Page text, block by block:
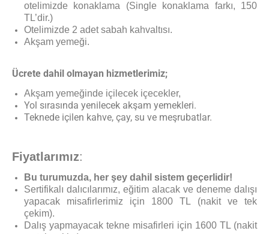
otelimizde konaklama (Single konaklama farkı, 150
TL’dir.)
Otelimizde 2 adet sabah kahvaltısı.
Akşam yemeği.
Ücrete dahil olmayan hizmetlerimiz;
Akşam yemeğinde içilecek içecekler,
Yol sırasında yenilecek akşam yemekleri.
Teknede içilen kahve, çay, su ve meşrubatlar.
Fiyatlarımız:
Bu turumuzda, her şey dahil sistem geçerlidir!
Sertifikalı dalıcılarımız, eğitim alacak ve deneme dalışı
yapacak misafirlerimiz için 1800 TL (nakit ve tek
çekim).
Dalış yapmayacak tekne misafirleri için 1600 TL (nakit